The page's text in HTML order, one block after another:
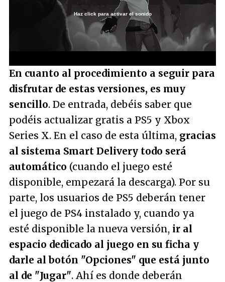
Unmute
Haz click para activar el sonido
En cuanto al procedimiento a seguir para
disfrutar de estas versiones, es muy
sencillo. De entrada, debéis saber que
podéis actualizar gratis a PS5 y Xbox
Series X. En el caso de esta última, gracias
al sistema Smart Delivery todo será
automático (cuando el juego esté
disponible, empezará la descarga). Por su
parte, los usuarios de PS5 deberán tener
el juego de PS4 instalado y, cuando ya
esté disponible la nueva versión, ir al
espacio dedicado al juego en su ficha y
darle al botón "Opciones" que está junto
al de "Jugar". Ahí es donde deberán